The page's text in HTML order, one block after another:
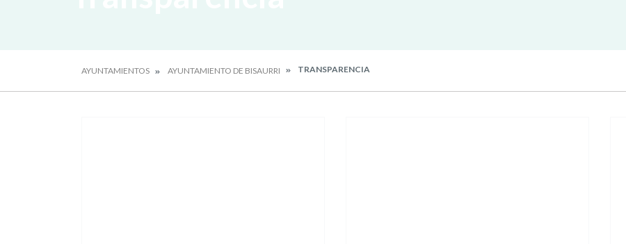
AYUNTAMIENTOS AYUNTAMIENTO DE BISAURRI TRANSPARENCIA